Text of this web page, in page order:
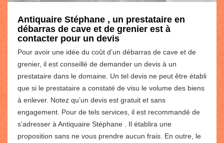
Antiquaire Stéphane , un prestataire en
débarras de cave et de grenier est à
contacter pour un devis
Pour avoir une idée du coût d’un débarras de cave et de
grenier, il est conseillé de demander un devis à un
prestataire dans le domaine. Un tel devis ne peut être établi
que si le prestataire a constaté de visu le volume des biens
à enlever. Notez qu’un devis est gratuit et sans
engagement. Pour de tels services, il est recommandé de
s’adresser à Antiquaire Stéphane . Il établira une
proposition sans ne vous prendre aucun frais. En outre, le